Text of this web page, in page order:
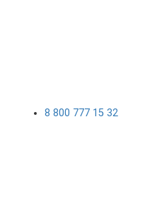
8 800 777 15 32